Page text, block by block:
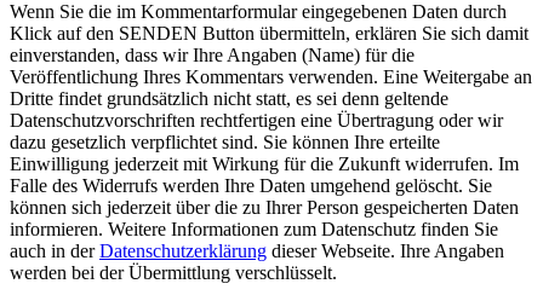
Wenn Sie die im Kommentarformular eingegebenen Daten durch
Klick auf den SENDEN Button übermitteln, erklären Sie sich damit
einverstanden, dass wir Ihre Angaben (Name) für die
Veröffentlichung Ihres Kommentars verwenden. Eine Weitergabe an
Dritte findet grundsätzlich nicht statt, es sei denn geltende
Datenschutzvorschriften rechtfertigen eine Übertragung oder wir
dazu gesetzlich verpflichtet sind. Sie können Ihre erteilte
Einwilligung jederzeit mit Wirkung für die Zukunft widerrufen. Im
Falle des Widerrufs werden Ihre Daten umgehend gelöscht. Sie
können sich jederzeit über die zu Ihrer Person gespeicherten Daten
informieren. Weitere Informationen zum Datenschutz finden Sie
auch in derDatenschutzerklärung dieser Webseite. Ihre Angaben
werden bei der Übermittlung verschlüsselt.